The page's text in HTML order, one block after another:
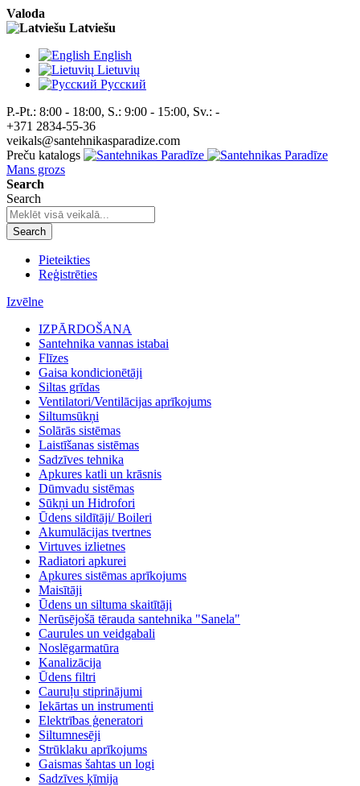
Valoda
Latviešu
English
Lietuvių
Pусский
P.-Pt.: 8:00 - 18:00, S.: 9:00 - 15:00, Sv.: -
+371 2834-55-36
veikals@santehnikasparadize.com
Preču katalogs
Mans grozs
Search
Search
Search
Pieteikties
Reģistrēties
Izvēlne
IZPĀRDOŠANA
Santehnika vannas istabai
Flīzes
Gaisa kondicionētāji
Siltas grīdas
Ventilatori/Ventilācijas aprīkojums
Siltumsūkņi
Solārās sistēmas
Laistīšanas sistēmas
Sadzīves tehnika
Apkures katli un krāsnis
Dūmvadu sistēmas
Sūkņi un Hidrofori
Ūdens sildītāji/ Boileri
Akumulācijas tvertnes
Virtuves izlietnes
Radiatori apkurei
Apkures sistēmas aprīkojums
Maisītāji
Ūdens un siltuma skaitītāji
Nerūsējošā tērauda santehnika "Sanela"
Caurules un veidgabali
Noslēgarmatūra
Kanalizācija
Ūdens filtri
Cauruļu stiprinājumi
Iekārtas un instrumenti
Elektrības ģeneratori
Siltumnesēji
Strūklaku aprīkojums
Gaismas šahtas un logi
Sadzīves ķīmija